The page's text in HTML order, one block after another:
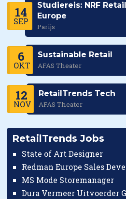
14
SEP
Studiereis: NRF
Europe
Parijs
6
OKT
Sustainable Retail
AFAS Theater
12
NOV
RetailTrends Tech
AFAS Theater
RetailTrends Jobs
State of Art Designer
Redman Europe Sales
MS Mode Storemanager
Dura Vermeer Uitvoerder